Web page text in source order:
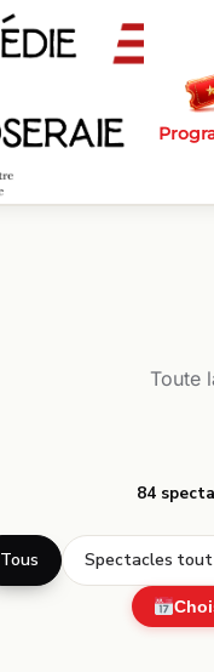
Toute
84
Tous Spectacles